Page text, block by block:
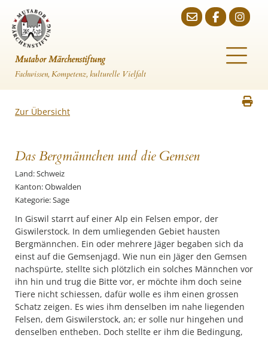
Mutabor Märchenstiftung
Fachwissen, Kompetenz, kulturelle Vielfalt
Zur Übersicht
Das Bergmännchen und die Gemsen
Land: Schweiz
Kanton: Obwalden
Kategorie: Sage
In Giswil starrt auf einer Alp ein Felsen empor, der
Giswilerstock. In dem umliegenden Gebiet hausten
Bergmännchen. Ein oder mehrere Jäger begaben sich da
einst auf die Gemsenjagd. Wie nun ein Jäger den Gemsen
nachspürte, stellte sich plötzlich ein solches Männchen vor
ihn hin und trug die Bitte vor, er möchte ihm doch seine
Tiere nicht schiessen, dafür wolle es ihm einen grossen
Schatz zeigen. Es wies ihm denselben im nahe liegenden
Felsen, dem Giswilerstock, an; er solle nur hingehen und
denselben entheben. Doch stellte er ihm die Bedingung,